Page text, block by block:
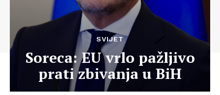
SVIJET
Soreca: EU vrlo pažljivo
prati zbivanja u BiH